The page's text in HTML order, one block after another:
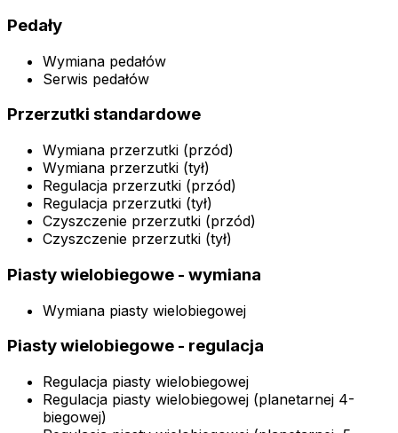
Pedały
Wymiana pedałów
Serwis pedałów
Przerzutki standardowe
Wymiana przerzutki (przód)
Wymiana przerzutki (tył)
Regulacja przerzutki (przód)
Regulacja przerzutki (tył)
Czyszczenie przerzutki (przód)
Czyszczenie przerzutki (tył)
Piasty wielobiegowe - wymiana
Wymiana piasty wielobiegowej
Piasty wielobiegowe - regulacja
Regulacja piasty wielobiegowej
Regulacja piasty wielobiegowej (planetarnej 4-
biegowej)